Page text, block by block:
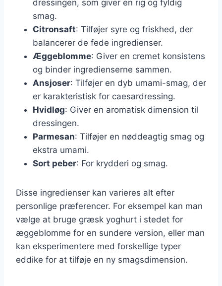
dressingen, som giver en rig og fyldig
smag.
Citronsaft: Tilføjer syre og friskhed, der
balancerer de fede ingredienser.
Æggeblomme: Giver en cremet konsistens
og binder ingredienserne sammen.
Ansjoser: Tilføjer en dyb umami-smag, der
er karakteristisk for caesardressing.
Hvidløg: Giver en aromatisk dimension til
dressingen.
Parmesan: Tilføjer en nøddeagtig smag og
ekstra umami.
Sort peber: For krydderi og smag.
Disse ingredienser kan varieres alt efter
personlige præferencer. For eksempel kan man
vælge at bruge græsk yoghurt i stedet for
æggeblomme for en sundere version, eller man
kan eksperimentere med forskellige typer
eddike for at tilføje en ny smagsdimension.